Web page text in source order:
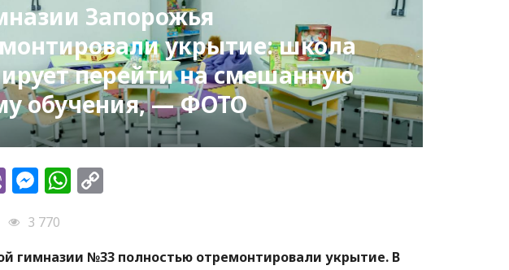
Запорожья
укрытие: школа
перейти на смешанную
обучения, — ФОТО
ViberMessenger
WhatsApp
3 770
гимназии №33 полностью отремонтировали укрытие. В